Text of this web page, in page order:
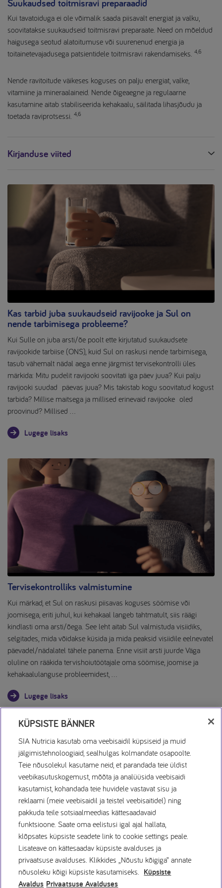
Suukaudsed toitmisravi preparaadid
Kui tavatoiduga ei ole võimalik saada piisavalt energiat ja valku,
soovitatakse suukaudseid toitmisravi preparaate. Need on mõeldud
haigusega seotud alatoitumuse või suurenenud energia ja
toitainetevajadusega patsientidele toitmisravi rakendamiseks. 4,6
Nende ravitoitude väikeses koguses on palju energiat, valke,
vitamiine ja mineraalaineid. Nende õigeaegne ja regulaarne
kasutamine aitab stabiliseerida kehakaalu, säilitada lihasjõudu ja
toetada raviprotsessi. 4,6
Kirjanduse viited
Kas tarbid juba suukaudseid ravijooke ja Sul on
nende tarbimisega probleeme?
Kui Sulle on juba arsti/õe poolt ette kirjutatud suukaudsete
ravijookide tarbiise (ONS), kuid Sul on raskusi nende tarbimisega,
tasub vähemalt nädal aega enne järgmist tervisekontrolli üles
märkida: Mitu pudelit ravijooki soovitati iga päev juua? Kui palju
ravijooki suudad päevas juua? Mis takistab kogu soovitatud kogust
tarbida? Millise maitsega ja millised erinevaid ravijooke oled
proovinud? Millised …
Lugege lisaks
Tervisekontrolliks valmistumine
Kui märkad, et Sul on raskusi piisavas koguses söömise või
joomisega, eriti juhul, kui kehakaal langeb tahtmatult, siis räägi
kindlasti oma arsti/õega. See leht aitab Sul valmistuda visiidiks,
selgitades, mida võidakse küsida ja mida peaksid visiidile eelnevatel
päevadel/nädalatel tähele panema. Enne visiit arsti juurde Väga
oluline on rääkida tervishoiutöötajale oma söömise, joomise ja
kehakaalulanguse probleemidest, …
Lugege lisaks
Küpsiste Avaldus
Privaatsuspoliitika
Kasutamistingimused
Küpsiste eelistused
KÜPSISTE BÄNNER
SIA Nutricia kasutab oma veebisaidil küpsiseid ja muid
jälgimistehnoloogiaid, sealhulgas kolmandate osapoolte.
Teie nõusolekul kasutame neid, et parandada teie üldist
veebikasutuskogemust, mõõta ja analüüsida veebisaidi
kasutamist, kohandada teie huvidele vastavat sisu ja
reklaami (meie veebisaidil ja teistel veebisaitidel) ning
pakkuda teile sotsiaalmeedias kättesaadavaid
funktsioone. Saate oma eelistusi igal ajal hallata,
klõpsates küpsiste seadete link to cookie settings peale.
Lisateave on kättesaadav küpsiste avalduses ja
privaatsuse avalduses. Klikkides „Nõustu kõigiga” annate
nõusoleku kõigi küpsiste kasutamiseks.
Küpsiste
Avaldus Privaatsuse Avalduses